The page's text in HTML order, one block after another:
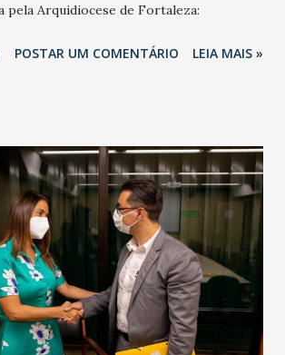
pela Arquidiocese de Fortaleza:
POSTAR UM COMENTÁRIO LEIA MAIS »